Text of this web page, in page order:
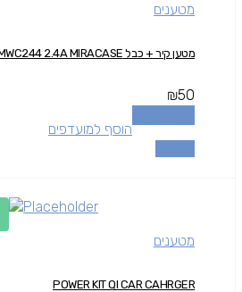
מטענים
מטען קיר + כבל TYPE C MWC244 2.4A MIRACASE
₪50
הוסף למועדפים
מטענים
POWER KIT QI CAR CAHRGER